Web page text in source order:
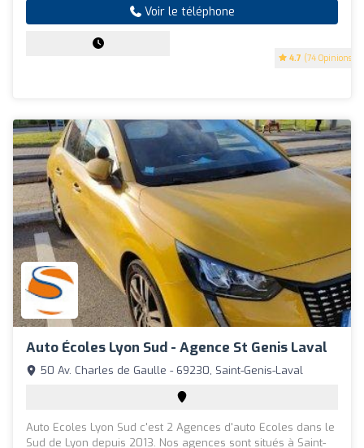
4.7 (74 Opinions)
Voir le téléphone
Auto Écoles Lyon Sud - Agence St Genis Laval
50 Av. Charles de Gaulle - 69230, Saint-Genis-Laval
Auto Ecoles Lyon Sud c'est 2 Agences d'auto Ecoles dans le
Sud de Lyon depuis 2013. Nos agences sont situés à Saint-